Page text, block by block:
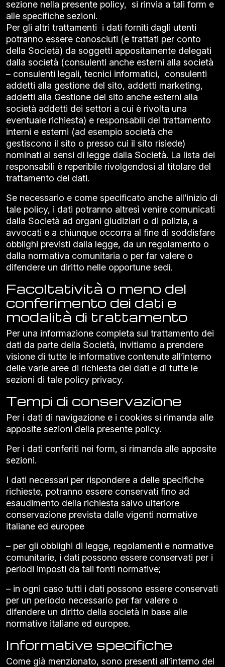
sezione nella presente policy, si rinvia a tali form e
alle specifiche sezioni.
Per gli altri trattamenti i dati forniti dagli utenti
potranno essere conosciuti (e trattati per conto
della Società) da soggetti appositamente delegati
dalla società (consulenti anche esterni alla società
– consulenti legali, tecnici informatici, consulenti
addetti alla gestione del sito, addetti marketing,
addetti alla Gestione del sito anche esterni alla
società addetti dei settori a cui è rivolta una
eventuale richiesta) e responsabili del trattamento
interni e esterni (ad esempio società che
gestiscono il sito o presso cui il sito risiede)
nominati ai sensi di legge dalla Società. La lista dei
responsabili è reperibile rivolgendosi al titolare del
trattamento dei dati.
Se necessario e come specificato anche all’inizio di
tale policy, i dati potranno altresì venire comunicati
dalla Società ad organi giudiziari o di polizia, a
avvocati e a chiunque occorra al fine di soddisfare
obblighi previsti dalla legge, da un regolamento o
dalla normativa comunitaria o per far valere o
difendere un diritto nelle opportune sedi.
Facoltatività o meno del
conferimento dei dati e
modalità di trattamento
Per una informazione completa sul trattamento dei
dati da parte della Società, invitiamo a prendere
visione di tutte le informative contenute all’interno
delle varie aree di richiesta dei dati e di tutte le
sezioni di tale policy privacy.
Tempi di conservazione
Per i dati di navigazione e i cookies si rimanda alle
apposite sezioni della presente policy.
Per i dati conferiti nei form, si rimanda alle apposite
sezioni.
I dati necessari per rispondere a delle specifiche
richieste, potranno essere conservati fino ad
esaudimento della richiesta salvo ulteriore
conservazione prevista dalle vigenti normative
italiane ed europee
– per gli obblighi di legge, regolamenti e normative
comunitarie, i dati possono essere conservati per i
periodi imposti da tali fonti normative;
– in ogni caso tutti i dati possono essere conservati
per un periodo necessario per far valere o
difendere un diritto della società in base alle
normative italiane ed europee.
Informative specifiche
Come già menzionato, sono presenti all’interno del